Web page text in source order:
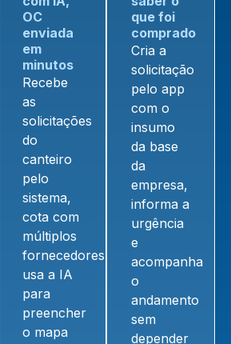
OC
enviada
em
minutos
Recebe
as
solicitações
do
canteiro
pelo
sistema,
cota com
múltiplos
fornecedores,
usa a IA
para
preencher
o mapa
que foi
comprado
Cria a
solicitação
pelo app
com o
insumo
da base
da
empresa,
informa a
urgência
e
acompanha
o
andamento
sem
depender